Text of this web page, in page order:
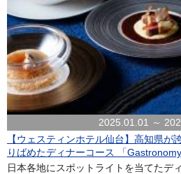
2025.01.01 ～
【ウェスティンホテル仙台】高知県が
りばめたディナーコース 「
日本各地にスポットライトを当てたデ